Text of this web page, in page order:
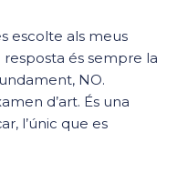
escolte als meus
resposta és sempre la
NO.
d’art. És una
l’únic que es